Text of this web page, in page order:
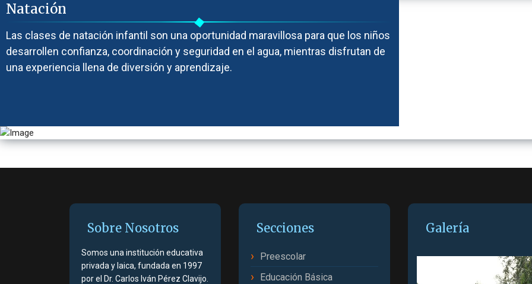
Natación
Las clases de natación infantil son una oportunidad maravillosa para que los niños
desarrollen confianza, coordinación y seguridad en el agua, mientras disfrutan de
una experiencia llena de diversión y aprendizaje.
Sobre Nosotros
Somos una institución educativa
privada y laica, fundada en 1997
por el Dr. Carlos Iván Pérez Clavijo.
Secciones
Preescolar
Educación Básica
Galería